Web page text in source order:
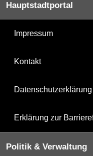
Hauptstadtportal
Impressum
Kontakt
Datenschutzerklärung
Erklärung zur
Politik & Verwaltung